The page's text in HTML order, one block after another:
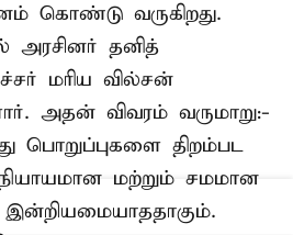
கொண்டு வருகிறது.
அரசினர் தனித்
மரிய வில்சன்
அதன் விவரம் வருமாறு:-
பொறுப்புகளை திறம்பட
மற்றும் சமமான
இன்றியமையாததாகும்.